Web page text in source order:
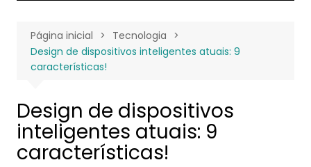
Página inicial
Tecnologia
Design de dispositivos inteligentes atuais: 9
características!
Design de dispositivos
inteligentes atuais: 9
características!